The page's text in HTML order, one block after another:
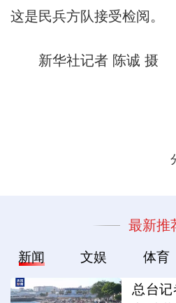
这是民兵方队接受检阅。
新华社记者 陈诚 摄
最新推
新闻 文娱 体育
总台记